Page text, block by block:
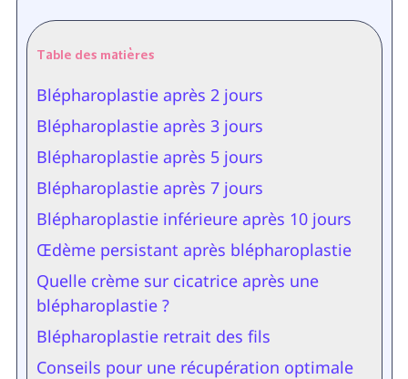
Table des matières
Blépharoplastie après 2 jours
Blépharoplastie après 3 jours
Blépharoplastie après 5 jours
Blépharoplastie après 7 jours
Blépharoplastie inférieure après 10 jours
Œdème persistant après blépharoplastie
Quelle crème sur cicatrice après une
blépharoplastie ?
Blépharoplastie retrait des fils
Conseils pour une récupération optimale